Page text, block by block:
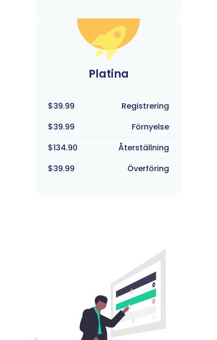
Platina
$39.99
Registrering
$39.99
Förnyelse
$134.90
Återställning
$39.99
Överföring